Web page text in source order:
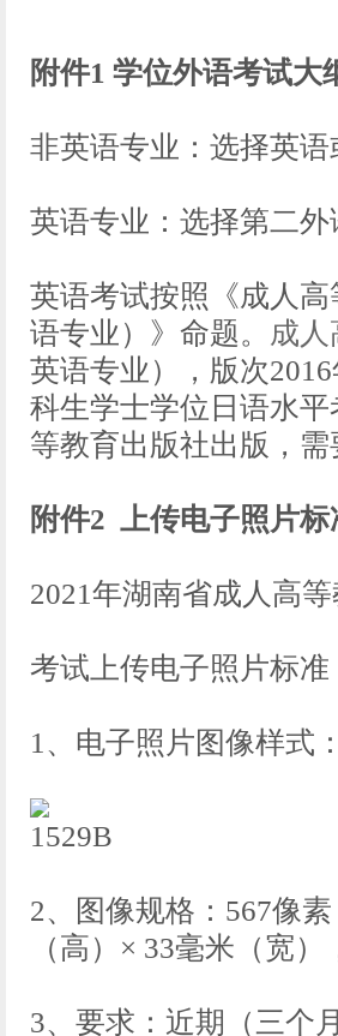
附件1 学位外语考试大
非英语专业：选择英
英语专业：选择第二
英语考试按照《成人
语专业）》命题。 成人
英语专业），版次
科生学士学位日语水
等教育出版社出版，
附件2 上传电子照片标
2021年湖南省成人高
考试上传电子照片标准
1、电子照片图像样式：
2、图像规格：567像
（高）× 33毫米（宽
3、要求：近期（三个